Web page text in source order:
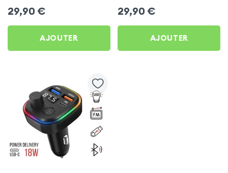
Voiture Noir 3mk Hyper
Car pour Motorola Moto
G54
29,90 €
AJOUTER
USB pour Motorola Moto
G54
29,90 €
AJOUTER